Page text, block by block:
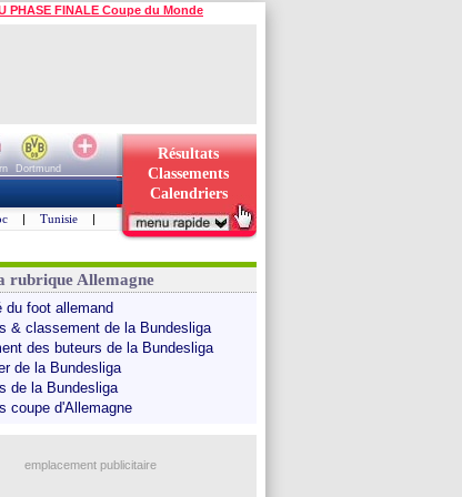
PHASE FINALE Coupe du Monde
Dortmund
Résultats
Classements
Calendriers
| Tunisie |
rubrique Allemagne
du foot allemand
& classement de la Bundesliga
des buteurs de la Bundesliga
de la Bundesliga
de la Bundesliga
coupe d'Allemagne
emplacement publicitaire